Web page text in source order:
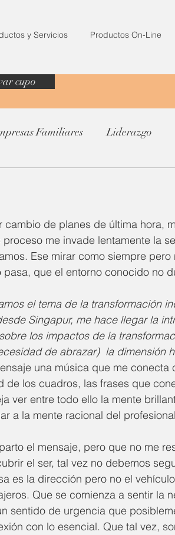
y Servicios Productos On-Line
cupo
Familiares Liderazgo
de planes de última hora,
me invade lentamente la
Ese mirar como siempre pero
que el entorno conocido no
el tema de la transformación
Singapur, me hace llegar la
los impactos de la
de abrazar)  la dimensión
una música que me conecta
los cuadros, las frases que
ver entre todo ello la mente
a la mente racional del
el mensaje, pero que no me
el ser, tal vez no debemos
es la dirección pero no el
Que se comienza a sentir la
sentido de urgencia que
con lo esencial. Que tal vez,